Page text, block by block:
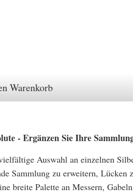
Warenkorb
- Ergänzen Sie Ihre
Auswahl an einzelnen
Sammlung zu erweitern, Lücken
breite Palette an Messern,